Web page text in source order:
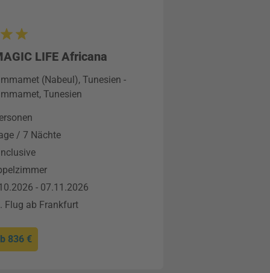
LIFE Africana
(Nabeul), Tunesien -
Tunesien
/ 7 Nächte
- 07.11.2026
Flug ab Frankfurt
836 €